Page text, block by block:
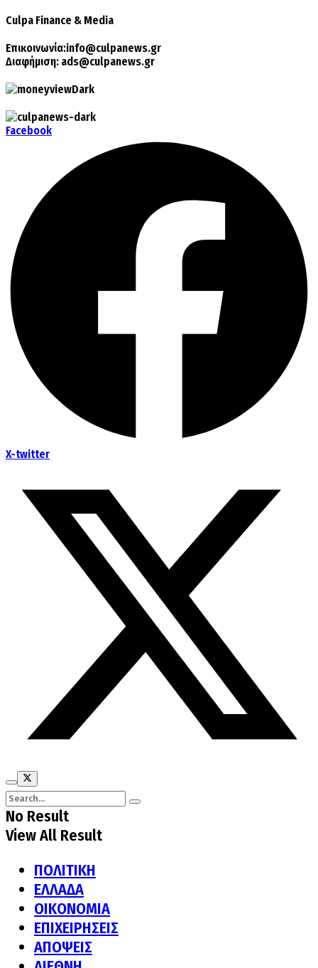
Culpa Finance & Media
Επικοινωνία:info@culpanews.gr
Διαφήμιση: ads@culpanews.gr
Facebook
X-twitter
No Result
View All Result
ΠΟΛΙΤΙΚΗ
ΕΛΛΑΔΑ
ΟΙΚΟΝΟΜΙΑ
ΕΠΙΧΕΙΡΗΣΕΙΣ
ΑΠΟΨΕΙΣ